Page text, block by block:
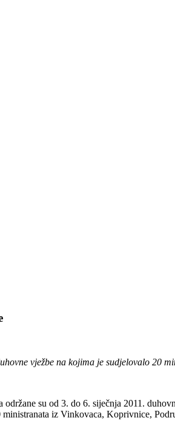
vježbe na kojima je sudjelovalo 20
su od 3. do 6. siječnja 2011.
iz Vinkovaca, Koprivnice,